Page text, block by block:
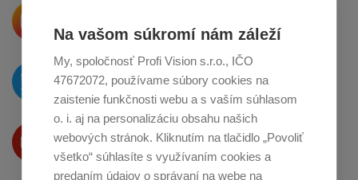
Na vašom súkromí nám záleží
My, spoločnosť Profi Vision s.r.o., IČO
47672072, používame súbory cookies na
zaistenie funkčnosti webu a s vaším súhlasom
o. i. aj na personalizáciu obsahu našich
webových stránok. Kliknutím na tlačidlo „Povoliť
všetko“ súhlasíte s využívaním cookies a
predaním údajov o správaní na webe na
o zdieľanie naInstagrame
O novinkách píšeme
naTwitteri
Produkty Vám predstavujeme
na Youtube